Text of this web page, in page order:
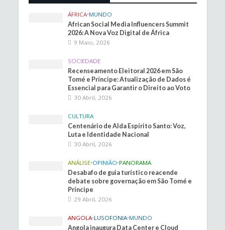
ÁFRICA•MUNDO
African Social Media Influencers Summit
2026: A Nova Voz Digital de África
9 Maio, 2026
SOCIEDADE
Recenseamento Eleitoral 2026 em São
Tomé e Príncipe: Atualização de Dados é
Essencial para Garantir o Direito ao Voto
30 Abril, 2026
CULTURA
Centenário de Alda Espírito Santo: Voz,
Luta e Identidade Nacional
30 Abril, 2026
ANÁLISE•OPINIÃO•PANORAMA
Desabafo de guia turístico reacende
debate sobre governação em São Tomé e
Príncipe
29 Abril, 2026
ANGOLA•LUSOFONIA•MUNDO
Angola inaugura Data Center e Cloud